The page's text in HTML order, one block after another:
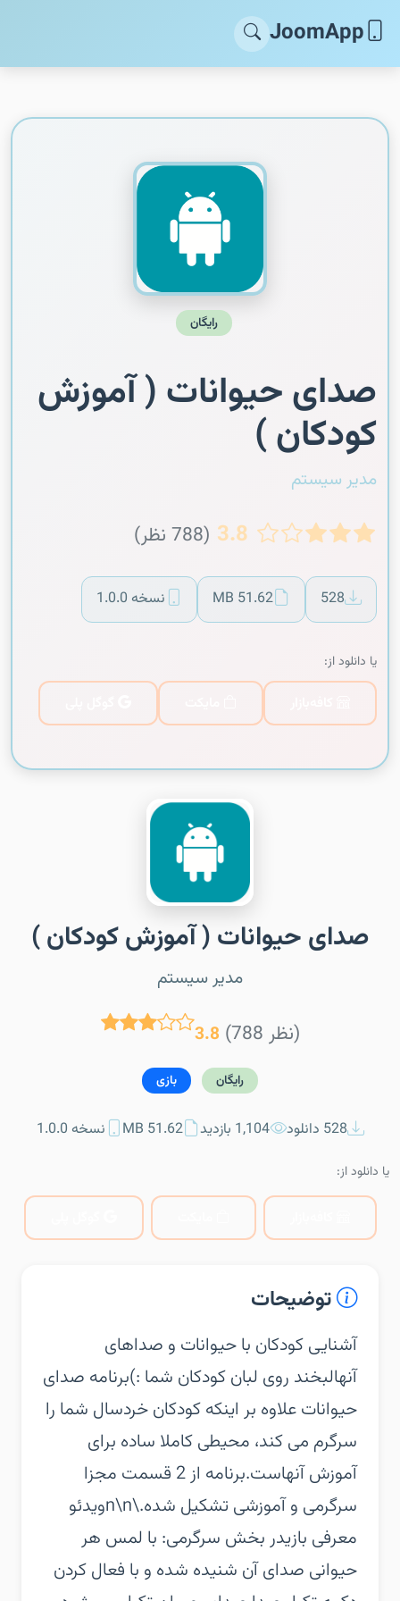
JoomApp
رایگان
صدای حیوانات ( آموزش
کودکان )
مدیر سیستم
3.8 (788 نظر)
528
51.62 MB نسخه 1.0.0
یا دانلود از:
صدای حیوانات ( آموزش کودکان )
مدیر سیستم
3.8 (788 نظر)
رایگان بازی
528 دانلود 1,104 بازدید 51.62 MB نسخه 1.0.0
یا دانلود از:
توضیحات
‏‏آشنایی کودکان با حیوانات و صداهای
آنها‏لبخند روی لبان کودکان شما :)‏برنامه صدای
حیوانات علاوه بر اینکه کودکان خردسال شما را
سرگرم می کند، محیطی کاملا ساده برای
آموزش آنهاست.‏برنامه از 2 قسمت مجزا
سرگرمی و آموزشی تشکیل شده.\n\nویدئو
معرفی بازی‏در بخش سرگرمی:‏ با لمس هر
حیوانی صدای آن شنیده شده و با فعال کردن